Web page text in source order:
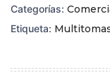
Categorías:
Etiqueta: